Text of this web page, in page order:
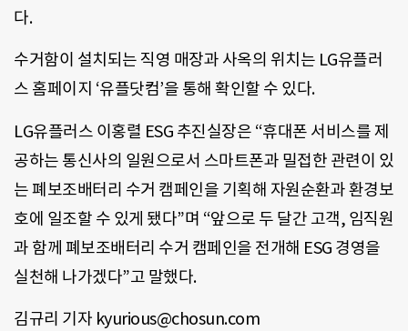
다.
수거함이 설치되는 직영 매장과 사옥의 위치는 LG유플러
스 홈페이지 ‘유플닷컴’을 통해 확인할 수 있다.
LG유플러스 이홍렬 ESG 추진실장은 “휴대폰 서비스를 제
공하는 통신사의 일원으로서 스마트폰과 밀접한 관련이 있
는 폐보조배터리 수거 캠페인을 기획해 자원순환과 환경보
호에 일조할 수 있게 됐다”며 “앞으로 두 달간 고객, 임직원
과 함께 폐보조배터리 수거 캠페인을 전개해 ESG 경영을
실천해 나가겠다”고 말했다.
김규리 기자 kyurious@chosun.com